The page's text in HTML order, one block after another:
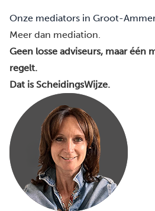
Onze mediators in Groot-
Meer dan mediation.
Geen losse adviseurs, maar één
regelt.
Dat is ScheidingsWijze.